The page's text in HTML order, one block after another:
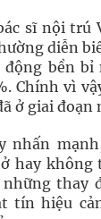
sĩ nội trú
diễn
bền bỉ
Chính vì
ở giai đoạn
nhấn
hay không
thay
tín hiệu